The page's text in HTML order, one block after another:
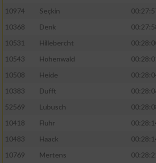
10974
Seçkin
10368
Denk
10531
Hillebercht
10543
Hohenwald
10508
Heide
10383
Dufft
52569
Lubusch
10418
Fluhr
10483
Haack
10769
Mertens